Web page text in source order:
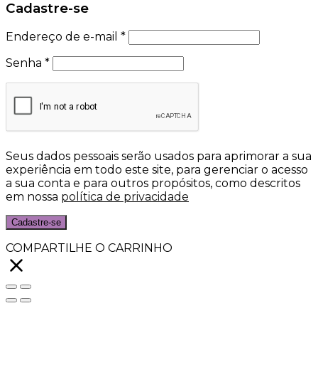
Cadastre-se
Endereço de e-mail *
Senha *
Seus dados pessoais serão usados para aprimorar a sua
experiência em todo este site, para gerenciar o acesso
a sua conta e para outros propósitos, como descritos
em nossa política de privacidade
Cadastre-se
COMPARTILHE O CARRINHO